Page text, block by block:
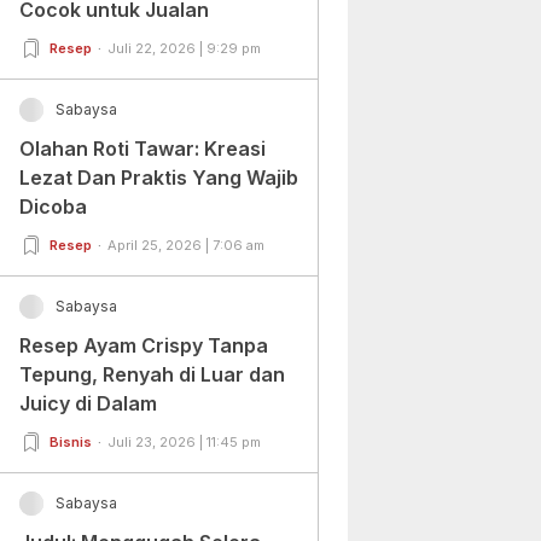
Cocok untuk Jualan
Resep Juli 22, 2026 | 9:29 pm
Sabaysa
Olahan Roti Tawar: Kreasi
Lezat Dan Praktis Yang Wajib
Dicoba
Resep April 25, 2026 | 7:06 am
Sabaysa
Resep Ayam Crispy Tanpa
Tepung, Renyah di Luar dan
Juicy di Dalam
Bisnis Juli 23, 2026 | 11:45 pm
Sabaysa